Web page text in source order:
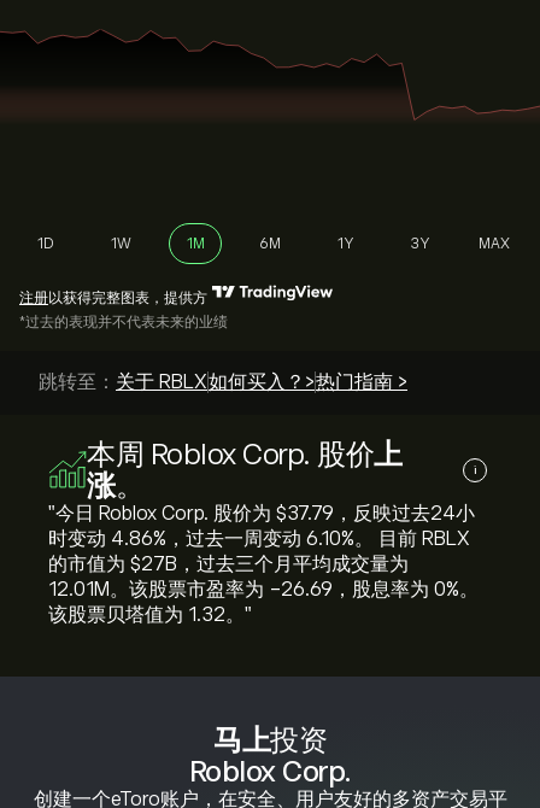
马上投资
Roblox Corp.
创建一个eToro账户，在安全、用户友好的多资产交易平
1D 1W 1M 6M 1Y 3Y MAX
注册以获得完整图表，提供方
*过去的表现并不代表未来的业绩
跳转至： 关于 RBLX如何买入？>热门指南 >
本周 Roblox Corp. 股价上
涨。 i
"今日 Roblox Corp. 股价为 ‎$‎37.79，反映过去24小
时变动 ‎4.86‎%，过去一周变动 ‎6.10‎%。 目前 RBLX
的市值为 ‎$‎27B，过去三个月平均成交量为
12.01M。该股票市盈率为 -26.69，股息率为 0%。
该股票贝塔值为 1.32。"